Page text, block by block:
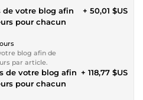
de votre blog afin
pour chacun
blog afin de
par article.
+ 50,01 $US
de votre blog afin
pour chacun
+ 118,77 $US